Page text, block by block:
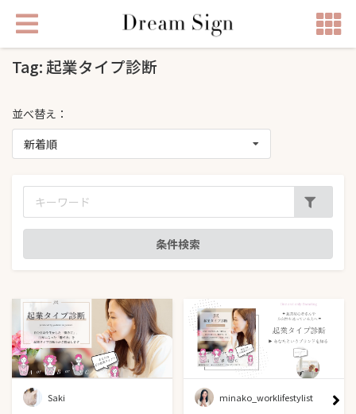
Tag: 起業タイプ診断
並べ替え：
新着順
Saki minako_worklifestylist